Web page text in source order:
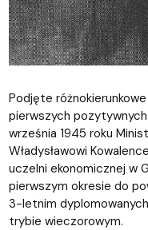
Podjęte
pierwszych
września 1945 roku
Władysławowi
uczelni ekonomicznej w
pierwszym okresie do
3-letnim
trybie wieczorowym.